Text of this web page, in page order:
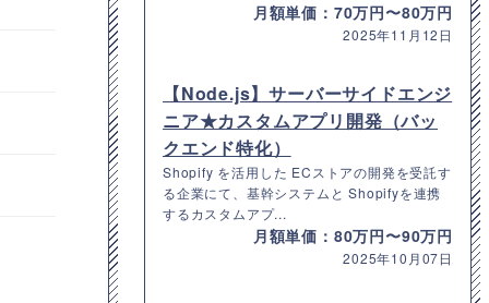
月額単価：70万円〜80万円
2025年11月12日
【Node.js】サーバーサイドエンジ
ニア★カスタムアプリ開発（バッ
クエンド特化）
Shopify を活用した ECストアの開発を受託す
る企業にて、基幹システムと Shopifyを連携
するカスタムアプ...
月額単価：80万円〜90万円
2025年10月07日